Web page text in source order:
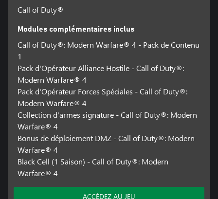
Call of Duty®
Modules complémentaires inclus
Call of Duty®: Modern Warfare® 4 - Pack de Contenu
1
Pack d'Opérateur Alliance Hostile - Call of Duty®:
Modern Warfare® 4
Pack d'Opérateur Forces Spéciales - Call of Duty®:
Modern Warfare® 4
Collection d'armes signature - Call of Duty®: Modern
Warfare® 4
Bonus de déploiement DMZ - Call of Duty®: Modern
Warfare® 4
Black Cell (1 Saison) - Call of Duty®: Modern
Warfare® 4
ACCÉDEZ AU JEU